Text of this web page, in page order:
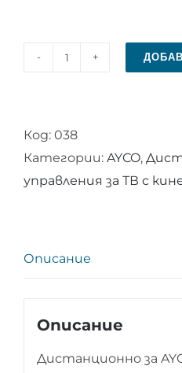
количество
за
AYCO
rc
Код: 038
Категории: AYCO,
управления за ТВ с
Описание
Описание
Дистанционно за